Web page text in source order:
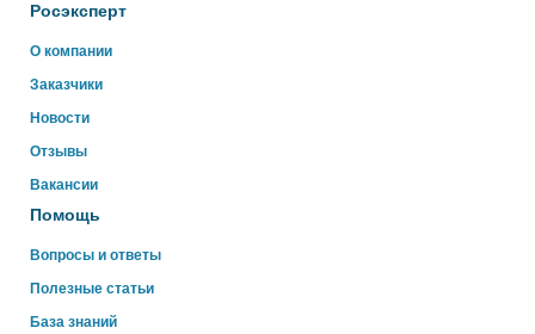
Росэксперт
О компании
Заказчики
Новости
Отзывы
Вакансии
Помощь
Вопросы и ответы
Полезные статьи
База знаний
Здравствуйте!
Свяжитесь с нами через WhatsApp нажав на кнопку